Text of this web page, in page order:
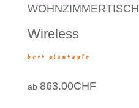
WOHNZIMMERTISCH
Wireless
863.00CHF